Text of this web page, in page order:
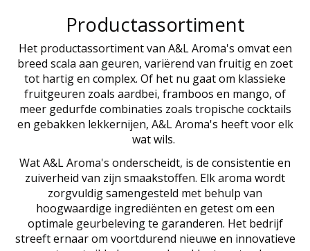
Productassortiment
Het productassortiment van A&L Aroma's omvat een
breed scala aan geuren, variërend van fruitig en zoet
tot hartig en complex. Of het nu gaat om klassieke
fruitgeuren zoals aardbei, framboos en mango, of
meer gedurfde combinaties zoals tropische cocktails
en gebakken lekkernijen, A&L Aroma's heeft voor elk
wat wils.
Wat A&L Aroma's onderscheidt, is de consistentie en
zuiverheid van zijn smaakstoffen. Elk aroma wordt
zorgvuldig samengesteld met behulp van
hoogwaardige ingrediënten en getest om een
optimale geurbeleving te garanderen. Het bedrijf
streeft ernaar om voortdurend nieuwe en innovatieve